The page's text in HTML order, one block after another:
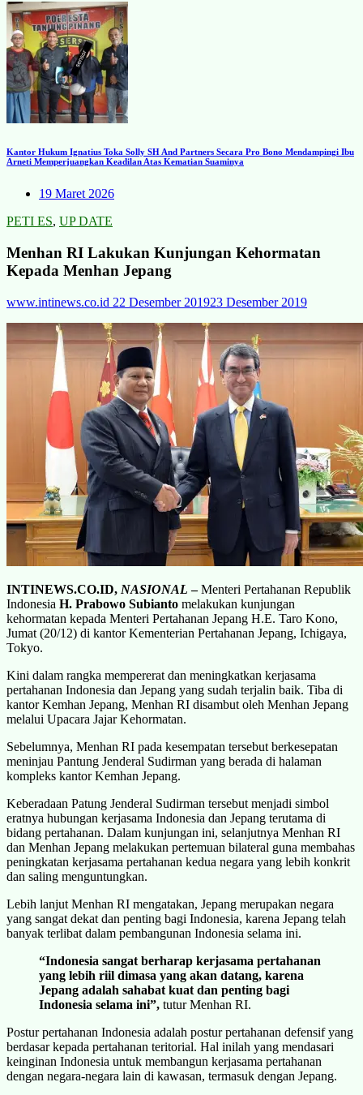
Kantor Hukum Ignatius Toka Solly SH And Partners Secara Pro Bono Mendampingi Ibu
Arneti Memperjuangkan Keadilan Atas Kematian Suaminya
19 Maret 2026
PETI ES, UP DATE
Menhan RI Lakukan Kunjungan Kehormatan
Kepada Menhan Jepang
www.intinews.co.id 22 Desember 201923 Desember 2019
INTINEWS.CO.ID, NASIONAL –Menteri Pertahanan Republik
Indonesia H. Prabowo Subianto melakukan kunjungan
kehormatan kepada Menteri Pertahanan Jepang H.E. Taro Kono,
Jumat (20/12) di kantor Kementerian Pertahanan Jepang, Ichigaya,
Tokyo.
Kini dalam rangka mempererat dan meningkatkan kerjasama
pertahanan Indonesia dan Jepang yang sudah terjalin baik. Tiba di
kantor Kemhan Jepang, Menhan RI disambut oleh Menhan Jepang
melalui Upacara Jajar Kehormatan.
Sebelumnya, Menhan RI pada kesempatan tersebut berkesepatan
meninjau Pantung Jenderal Sudirman yang berada di halaman
kompleks kantor Kemhan Jepang.
Keberadaan Patung Jenderal Sudirman tersebut menjadi simbol
eratnya hubungan kerjasama Indonesia dan Jepang terutama di
bidang pertahanan. Dalam kunjungan ini, selanjutnya Menhan RI
dan Menhan Jepang melakukan pertemuan bilateral guna membahas
peningkatan kerjasama pertahanan kedua negara yang lebih konkrit
dan saling menguntungkan.
Lebih lanjut Menhan RI mengatakan, Jepang merupakan negara
yang sangat dekat dan penting bagi Indonesia, karena Jepang telah
banyak terlibat dalam pembangunan Indonesia selama ini.
“Indonesia sangat berharap kerjasama pertahanan
yang lebih riil dimasa yang akan datang, karena
Jepang adalah sahabat kuat dan penting bagi
Indonesia selama ini”, tutur Menhan RI.
Postur pertahanan Indonesia adalah postur pertahanan defensif yang
berdasar kepada pertahanan teritorial. Hal inilah yang mendasari
keinginan Indonesia untuk membangun kerjasama pertahanan
dengan negara-negara lain di kawasan, termasuk dengan Jepang.